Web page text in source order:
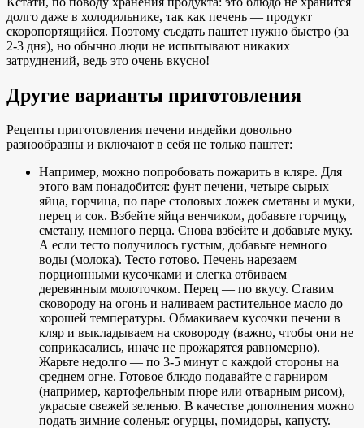
долго даже в холодильнике, так как печень — продукт
скоропортящийся. Поэтому съедать паштет нужно быстро (за
2-3 дня), но обычно люди не испытывают никаких
затруднений, ведь это очень вкусно!
Другие варианты приготовления
Рецепты приготовления печени индейки довольно
разнообразны и включают в себя не только паштет:
Например, можно попробовать пожарить в кляре. Для
этого вам понадобится: фунт печени, четыре сырых
яйца, горчица, по паре столовых ложек сметаны и муки,
перец и сок. Взбейте яйца венчиком, добавьте горчицу,
сметану, немного перца. Снова взбейте и добавьте муку.
А если тесто получилось густым, добавьте немного
воды (молока). Тесто готово. Печень нарезаем
порционными кусочками и слегка отбиваем
деревянным молоточком. Перец — по вкусу. Ставим
сковороду на огонь и наливаем растительное масло до
хорошей температуры. Обмакиваем кусочки печени в
кляр и выкладываем на сковороду (важно, чтобы они не
соприкасались, иначе не прожарятся равномерно).
Жарьте недолго — по 3-5 минут с каждой стороны на
среднем огне. Готовое блюдо подавайте с гарниром
(например, картофельным пюре или отварным рисом),
украсьте свежей зеленью. В качестве дополнения можно
подать зимние соленья: огурцы, помидоры, капусту.